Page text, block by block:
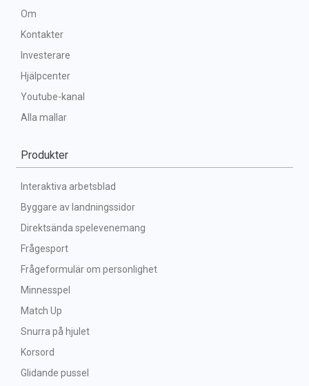
Om
Kontakter
Investerare
Hjälpcenter
Youtube-kanal
Alla mallar
Produkter
Interaktiva arbetsblad
Byggare av landningssidor
Direktsända spelevenemang
Frågesport
Frågeformulär om personlighet
Minnesspel
Match Up
Snurra på hjulet
Korsord
Glidande pussel